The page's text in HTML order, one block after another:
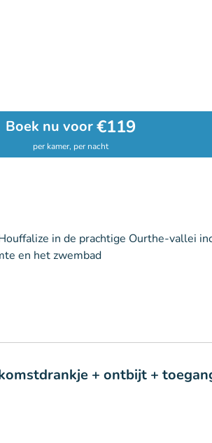
Boek nu voor€119
per kamer, per nacht
in de prachtige Ourthe-vallei
en het zwembad
+ ontbijt +